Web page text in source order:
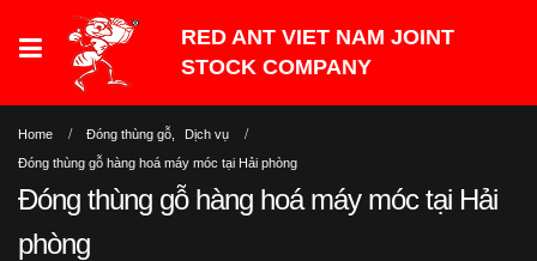
Home Đóng thùng gỗ
Dịch vụ
Đóng thùng gỗ hàng hoá máy móc tại Hải phòng
Đóng thùng gỗ hàng hoá máy móc tại Hải
phòng